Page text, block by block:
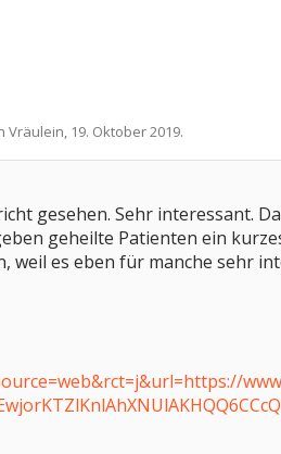
Vräulein, 19. Oktober 2019.
gesehen. Sehr interessant.
geheilte Patienten ein
weil es eben für manche sehr